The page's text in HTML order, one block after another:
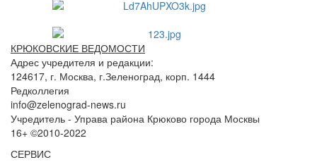
КРЮКОВСКИЕ ВЕДОМОСТИ
Адрес учредителя и редакции:
124617, г. Москва, г.Зеленоград, корп. 1444
Редколлегия
info@zelenograd-news.ru
Учредитель - Управа района Крюково города Москвы
16+ ©2010-2022
СЕРВИС